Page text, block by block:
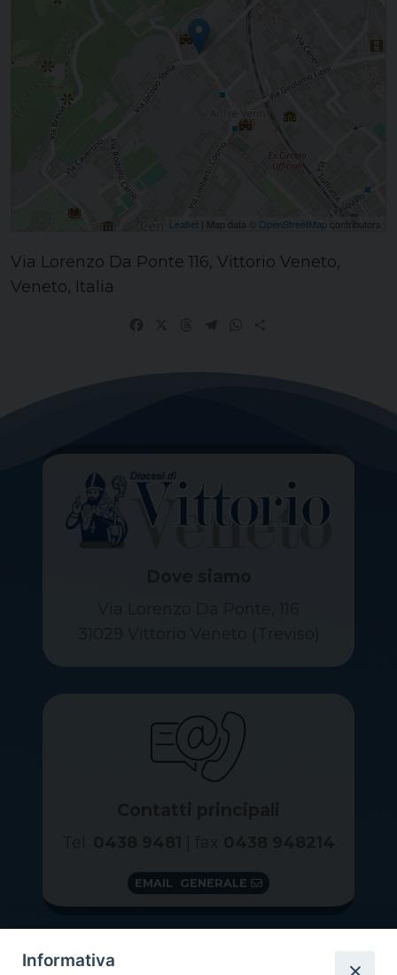
Leaflet | Map data © OpenStreetMap contributors
Via Lorenzo Da Ponte 116, Vittorio Veneto,
Veneto, Italia
EMAIL GENERALE
Informativa